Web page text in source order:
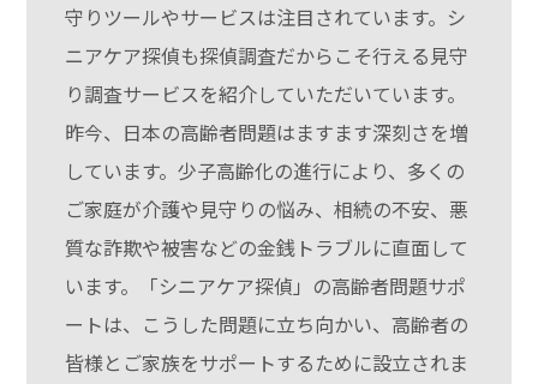
守りツールやサービスは注目されています。シ
ニアケア探偵も探偵調査だからこそ行える見守
り調査サービスを紹介していただいています。
昨今、日本の高齢者問題はますます深刻さを増
しています。少子高齢化の進行により、多くの
ご家庭が介護や見守りの悩み、相続の不安、悪
質な詐欺や被害などの金銭トラブルに直面して
います。「シニアケア探偵」の高齢者問題サポ
ートは、こうした問題に立ち向かい、高齢者の
皆様とご家族をサポートするために設立されま